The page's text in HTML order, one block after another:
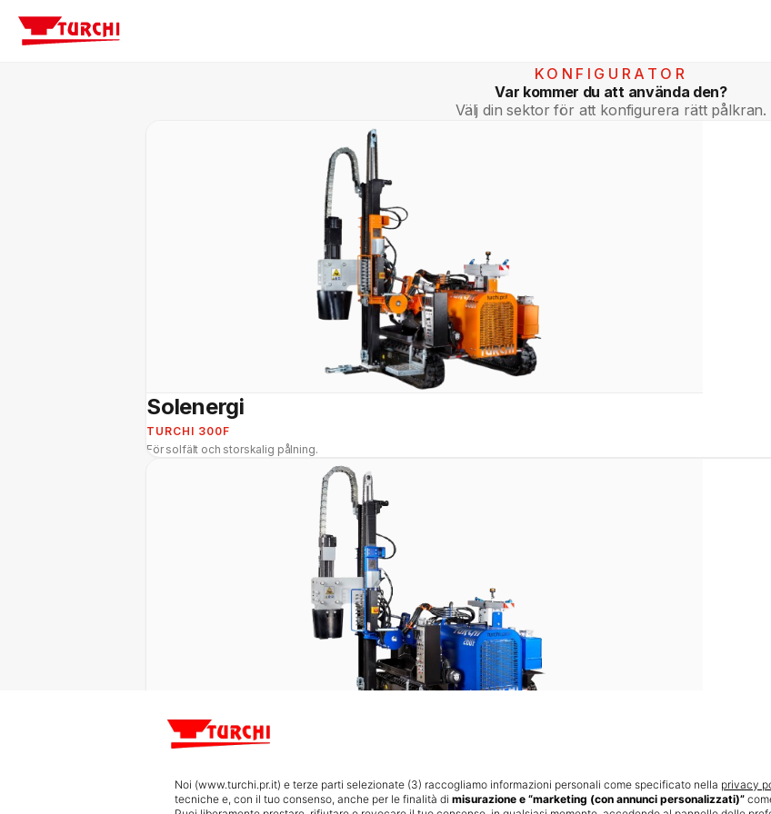
KONFIGURATOR
Var kommer du att använda den?
Välj din sektor för att konfigurera rätt pålkran.
Solenergi
TURCHI 300F
För solfält och storskalig pålning.
Väg / Vägräcke
För barriärer, infrastruktur och vägbyggen.
Noi (www.turchi.pr.it) e terze parti selezionate (3) raccogliamo informazioni personali come specificato nella privacy
tecniche e, con il tuo consenso, anche per le finalità di misurazione e “marketing (con annunci personalizzati)”